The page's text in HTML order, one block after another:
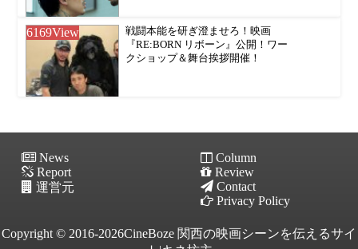
6169View
戦闘本能を研ぎ澄ませろ！映画
『RE:BORN リボーン』公開！ワー
クショップ＆舞台挨拶開催！
News
Column
Report
Review
運営元
Contact
Privacy Policy
Copyright © 2016-2026CineBoze 関西の映画シーンを伝えるサイ